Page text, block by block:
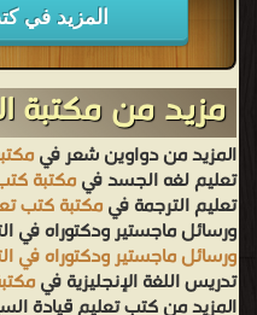
المزيد في
مزيد من مكتبة
المزيد من دواوين شعر في
تعليم لغه الجسد فيمكتبة
تعليم الترجمة فيمكتبة كتب
ورسائل ماجستير ودكتوراه في
ورسائل ماجستير ودكتوراه في
تدريس اللغة الإنجليزية في
المزيد من كتب تعليم قيادة